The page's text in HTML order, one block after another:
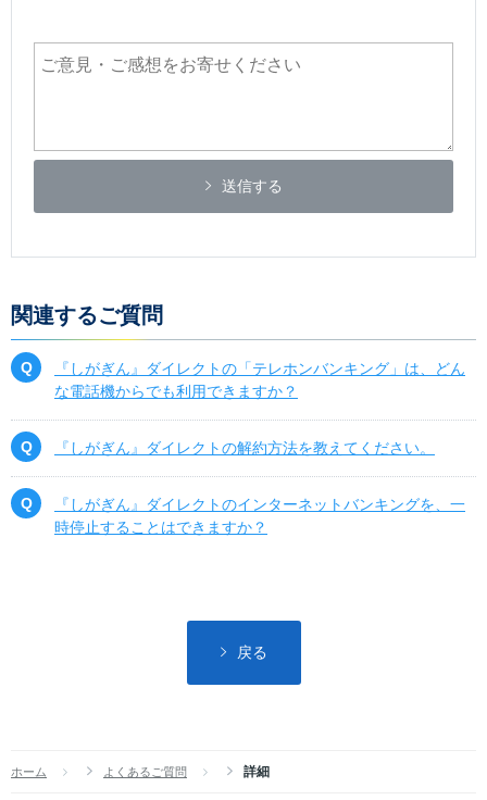
送信する
関連するご質問
『しがぎん』ダイレクトの「テレホンバンキング」は、どん
な電話機からでも利用できますか？
『しがぎん』ダイレクトの解約方法を教えてください。
『しがぎん』ダイレクトのインターネットバンキングを、一
時停止することはできますか？
戻る
ホーム よくあるご質問 詳細